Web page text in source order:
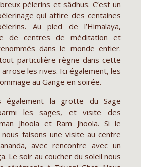
pèlerins et sâdhus. C’est un
qui attire des centaines
Au pied de l’Himalaya,
de centres de méditation et
dans le monde entier.
particulière règne dans cette
les rives. Ici également, les
au Gange en soirée.
également la grotte du Sage
les sages, et visite des
Jhoola et Ram Jhoola. Si le
faisons une visite au centre
avec rencontre avec un
Le soir au coucher du soleil nous